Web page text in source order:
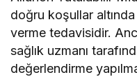
doğru koşullar
verme tedavisidir.
sağlık uzmanı
değerlendirme